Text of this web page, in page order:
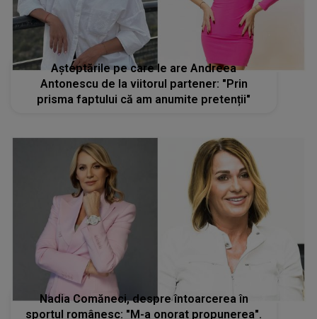
Așteptările pe care le are Andreea
Antonescu de la viitorul partener: "Prin
prisma faptului că am anumite pretenții"
Nadia Comăneci, despre întoarcerea în
sportul românesc: "M-a onorat propunerea".